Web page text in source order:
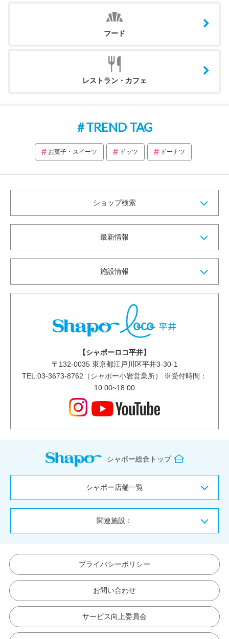
フード
レストラン・カフェ
TREND TAG
お菓子・スイーツ ドッツ ドーナツ
ショップ検索
最新情報
施設情報
【シャポーロコ平井】
〒 132-0035東京都江戸川区平井3-30-1
TEL:03-3673-8762（シャポー小岩営業所） ※受付時間：
10:00~18:00
シャポー総合トップ
シャポー店舗一覧
関連施設：
プライバシーポリシー
お問い合わせ
サービス向上委員会